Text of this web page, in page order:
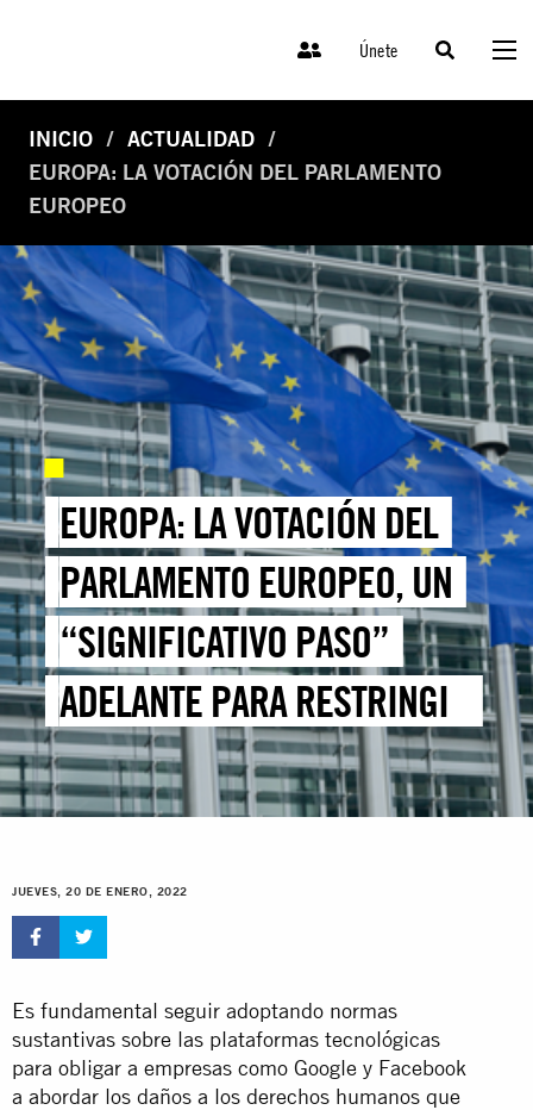
Únete
INICIO
ACTUALIDAD
EUROPA: LA VOTACIÓN DEL PARLAMENTO
EUROPEO
EUROPA: LA VOTACIÓN DEL
PARLAMENTO EUROPEO, UN
“SIGNIFICATIVO PASO”
ADELANTE PARA RESTRINGIR
LA INVASIVA PUBLICIDAD
BASADA EN EL RASTREO
JUEVES, 20 DE ENERO, 2022
Es fundamental seguir adoptando normas
sustantivas sobre las plataformas tecnológicas
para obligar a empresas como Google y Facebook
a abordar los daños a los derechos humanos que